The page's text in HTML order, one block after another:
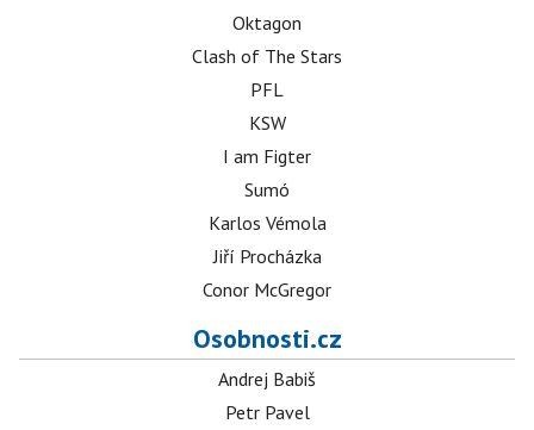
Oktagon
Clash of The Stars
PFL
KSW
I am Figter
Sumó
Karlos Vémola
Jiří Procházka
Conor McGregor
Osobnosti.cz
Andrej Babiš
Petr Pavel